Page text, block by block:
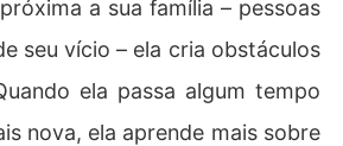
a sua família – pessoas
seu vício – ela cria obstáculos
ela passa algum tempo
nova, ela aprende mais sobre